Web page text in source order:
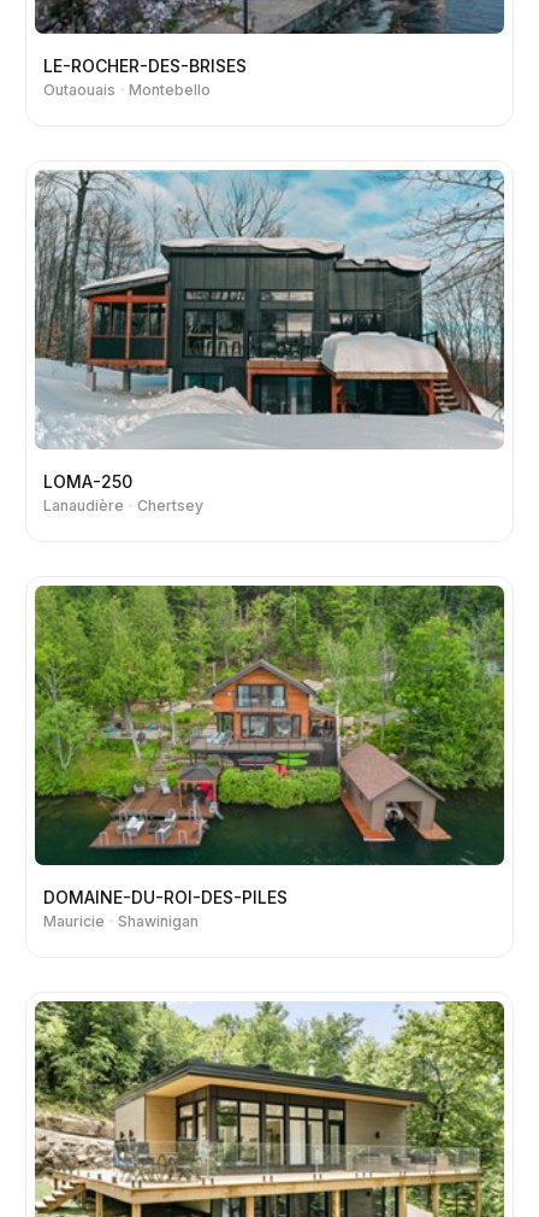
LE-ROCHER-DES-BRISES
Outaouais Montebello
LOMA-250
Lanaudière Chertsey
DOMAINE-DU-ROI-DES-PILES
Mauricie Shawinigan